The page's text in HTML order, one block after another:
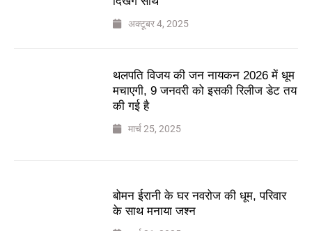
अक्टूबर 4, 2025
थलपति विजय की जन नायकन 2026 में धूम
मचाएगी, 9 जनवरी को इसकी रिलीज डेट तय
की गई है
मार्च 25, 2025
बोमन ईरानी के घर नवरोज की धूम, परिवार
के साथ मनाया जश्न